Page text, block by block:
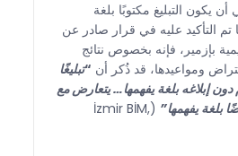
أن يكون التبليغ مكتوبًا بلغة
التأكيد عليه في قرار صادر عن
بإزمير، فإنه بخصوص نتائج
ومواعيدها، قد ذُكر أن “تبليغًا
دون إبلاغه بلغة يفهمها… يتعارض مع
بلغة يفهمها”
(İzmir BİM,